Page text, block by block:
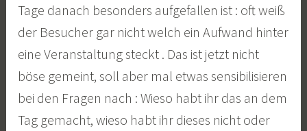
Tage danach besonders aufgefallen ist : oft weiß
der Besucher gar nicht welch ein Aufwand hinter
eine Veranstaltung steckt . Das ist jetzt nicht
böse gemeint, soll aber mal etwas sensibilisieren
bei den Fragen nach : Wieso habt ihr das an dem
Tag gemacht, wieso habt ihr dieses nicht oder